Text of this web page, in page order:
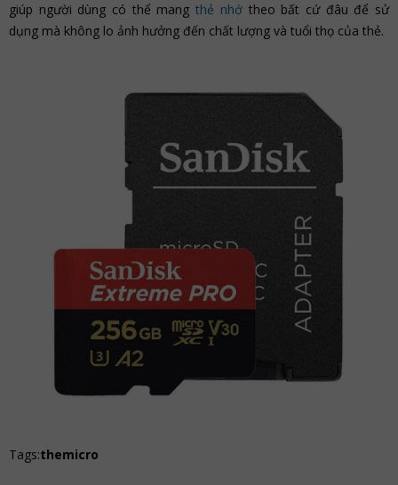
giúp người dùng có thể mangthẻ nhớtheo bất cứ đâu để sử
dụng mà không lo ảnh hưởng đến chất lượng và tuổi thọ của thẻ.
Tags:themicro